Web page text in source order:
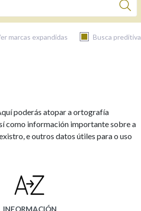
marcas expandidas Busca preditiva
poderás atopar a ortografía
como información importante sobre a
e outros datos útiles para o uso
INFORMACIÓN